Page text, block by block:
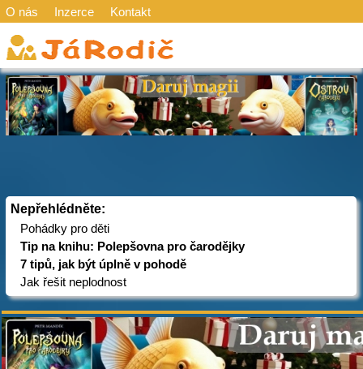
O nás Inzerce Kontakt
Nepřehlédněte:
Pohádky pro děti
Tip na knihu: Polepšovna pro čarodějky
7 tipů, jak být úplně v pohodě
Jak řešit neplodnost